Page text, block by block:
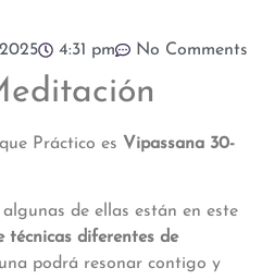
4:31 pm No Comments
que Práctico es Vipassana 30-
de ellas están en este
técnicas diferentes de
podrá resonar contigo y